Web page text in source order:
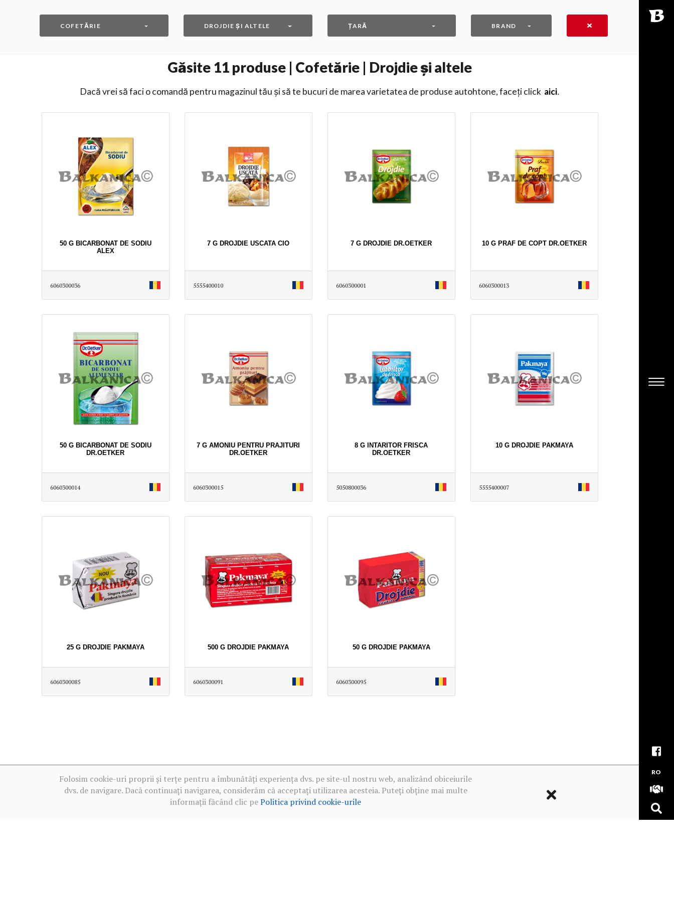
RO
COFETĂRIE DROJDIE ȘI ALTELE ȚARĂ BRAND
Găsite 11 produse | Cofetărie | Drojdie și altele
Dacă vrei să faci o comandă pentru magazinul tău și să te bucuri de marea varietatea de produse autohtone, faceți click aici․
50 G BICARBONAT DE SODIU
ALEX
6060300036
7 G DROJDIE USCATA CIO
5555400010
7 G DROJDIE DR.OETKER
6060300001
10 G PRAF DE COPT DR.OETKER
6060300013
50 G BICARBONAT DE SODIU
DR.OETKER
6060300014
7 G AMONIU PENTRU PRAJITURI
DR.OETKER
6060300015
8 G INTARITOR FRISCA
DR.OETKER
5050800036
10 G DROJDIE PAKMAYA
5555400007
25 G DROJDIE PAKMAYA
6060300085
500 G DROJDIE PAKMAYA
6060300091
50 G DROJDIE PAKMAYA
6060300095
Folosim cookie-uri proprii și terțe pentru a îmbunătăți experiența dvs. pe site-ul nostru web, analizând obiceiurile
dvs. de navigare. Dacă continuați navigarea, considerăm că acceptați utilizarea acesteia. Puteți obține mai multe
informații făcând clic pePolitica privind cookie-urile